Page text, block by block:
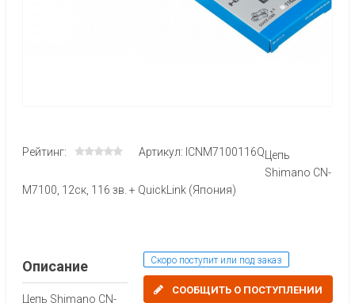
Рейтинг: Артикул: ICNM7100116Q Цепь
Shimano CN-
M7100, 12ск, 116 зв. + QuickLink (Япония)
Скоро поступит или под заказ
СООБЩИТЬ О ПОСТУПЛЕНИИ
Описание
Цепь Shimano CN-